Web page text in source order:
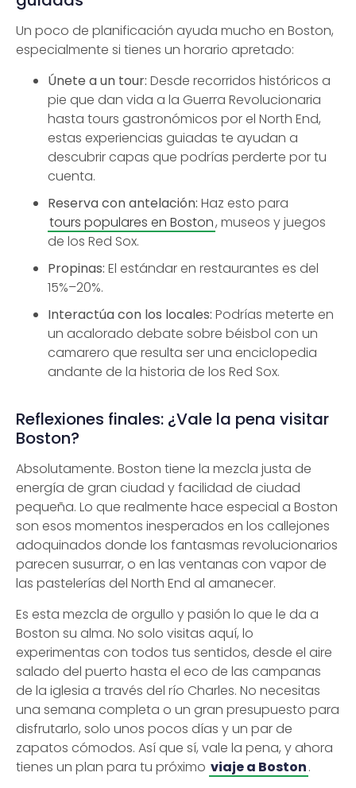
Un poco de planificación ayuda mucho en Boston,
especialmente si tienes un horario apretado:
Únete a un tour: Desde recorridos históricos a
pie que dan vida a la Guerra Revolucionaria
hasta tours gastronómicos por el North End,
estas experiencias guiadas te ayudan a
descubrir capas que podrías perderte por tu
cuenta.
Reserva con antelación: Haz esto para
tours populares en Boston, museos y juegos
de los Red Sox.
Propinas: El estándar en restaurantes es del
15%–20%.
Interactúa con los locales: Podrías meterte en
un acalorado debate sobre béisbol con un
camarero que resulta ser una enciclopedia
andante de la historia de los Red Sox.
Reflexiones finales: ¿Vale la pena visitar
Boston?
Absolutamente. Boston tiene la mezcla justa de
energía de gran ciudad y facilidad de ciudad
pequeña. Lo que realmente hace especial a Boston
son esos momentos inesperados en los callejones
adoquinados donde los fantasmas revolucionarios
parecen susurrar, o en las ventanas con vapor de
las pastelerías del North End al amanecer.
Es esta mezcla de orgullo y pasión lo que le da a
Boston su alma. No solo visitas aquí, lo
experimentas con todos tus sentidos, desde el aire
salado del puerto hasta el eco de las campanas
de la iglesia a través del río Charles. No necesitas
una semana completa o un gran presupuesto para
disfrutarlo, solo unos pocos días y un par de
zapatos cómodos. Así que sí, vale la pena, y ahora
tienes un plan para tu próximo viaje a Boston.